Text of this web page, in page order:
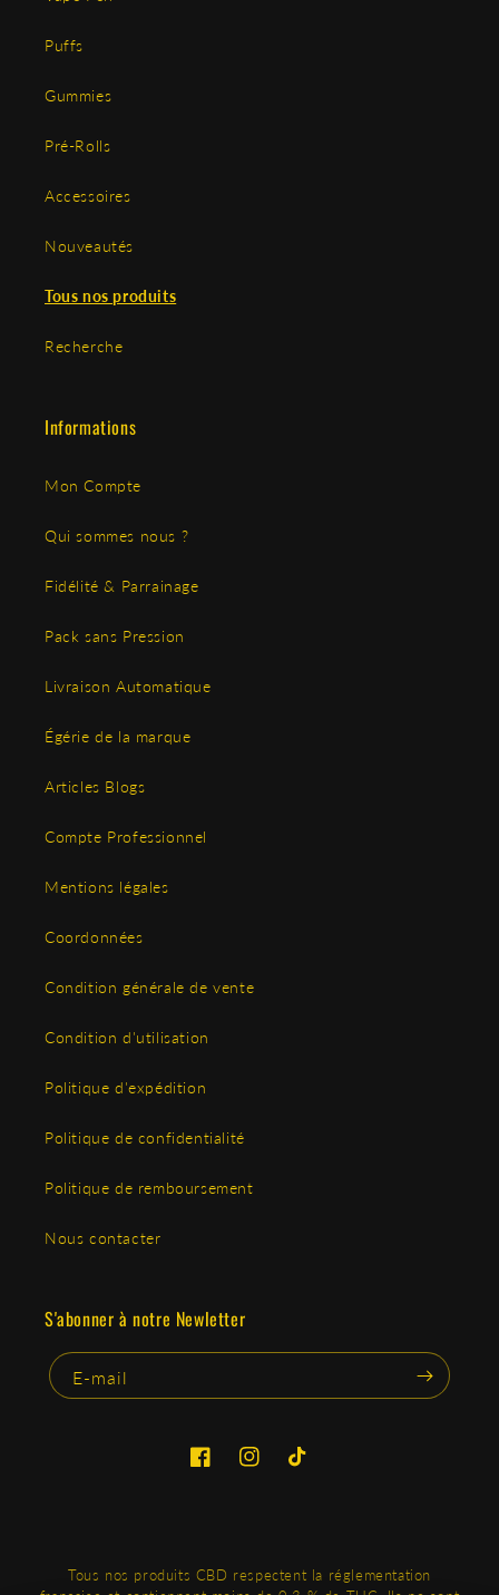
Puffs
Gummies
Pré-Rolls
Accessoires
Nouveautés
Tous nos produits
Recherche
Informations
Mon Compte
Qui sommes nous ?
Fidélité & Parrainage
Pack sans Pression
Livraison Automatique
Égérie de la marque
Articles Blogs
Compte Professionnel
Mentions légales
Coordonnées
Condition générale de vente
Condition d'utilisation
Politique d'expédition
Politique de confidentialité
Politique de remboursement
Nous contacter
S'abonner à notre Newletter
E-mail
FacebookInstagramTikTok
Tous nos produits CBD respectent la réglementation